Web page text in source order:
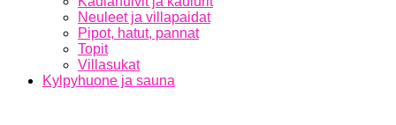
Neuleet ja villapaidat
Pipot, hatut, pannat
Topit
Villasukat
Kylpyhuone ja sauna